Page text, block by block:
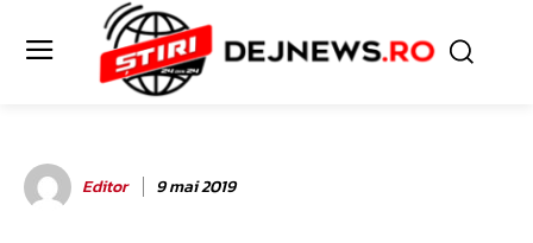
Editor 9 mai 2019